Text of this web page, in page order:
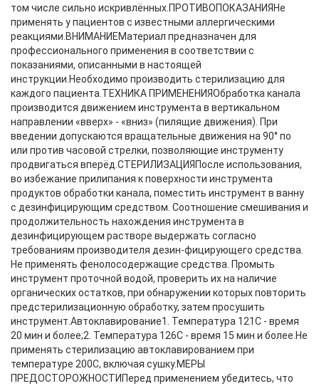
том числе сильно искривлённых.ПРОТИВОПОКАЗАНИЯНе
применять у пациентов с известными аллергическими
реакциями.ВНИМАНИЕМатериал предназначен для
профессионального применения в соответствии с
показаниями, описанными в настоящей
инструкции.Необходимо производить стерилизацию для
каждого пациента.ТЕХНИКА ПРИМЕНЕНИЯОбработка канала
производится движением инструмента в вертикальном
направлении «вверх» - «вниз» (пилящие движения). При
введении допускаются вращательные движения на 90° по
или против часовой стрелки, позволяющие инструменту
продвигаться вперёд.СТЕРИЛИЗАЦИЯПосле использования,
во избежание прилипания к поверхности инструмента
продуктов обработки канала, поместить инструмент в ванну
с дезинфицирующим средством. Соотношение смешивания и
продолжительность нахождения инструмента в
дезинфицирующем растворе выдержать согласно
требованиям производителя дезин-фицирующего средства.
Не применять фенолосодержащие средства. Промыть
инструмент проточной водой, проверить их на наличие
органических остатков, при обнаружении которых повторить
предстерилизационную обработку, затем просушить
инструмент.Автоклавирование1. Температура 121С - время
20 мин и более;2. Температура 126С - время 15 мин и более.Не
применять стерилизацию автоклавированием при
температуре 200С, включая сушку.МЕРЫ
ПРЕДОСТОРОЖНОСТИПеред применением убедитесь, что